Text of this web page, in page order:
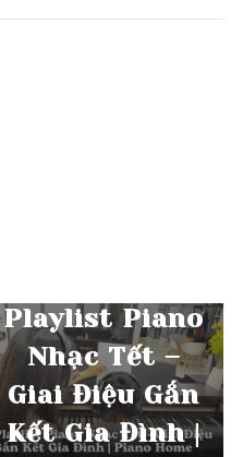
Playlist Piano
Nhạc Tết –
Giai Điệu Gắn
Kết Gia Đình |